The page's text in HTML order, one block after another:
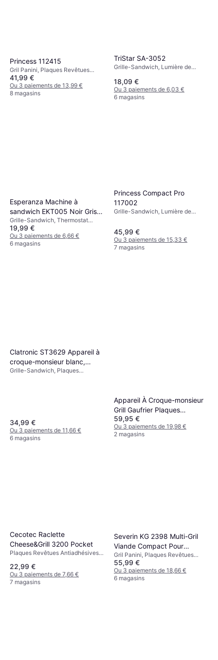
Princess 112415
Gril Panini, Plaques Revêtues
Antiadhésives, Plaque Amovible,
Lumière de Température,
Thermostat Réglable, Bac à
41,99 €
Ou 3 paiements de 13,99 €
8 magasins
TriStar SA-3052
Grille-Sandwich, Lumière de
Plaques Revêtues Antiadhésives,
750 W
18,09 €
Ou 3 paiements de 6,03 €
6 magasins
Esperanza Machine à
sandwich EKT005 Noir Gris
700 W
Grille-Sandwich, Thermostat
Réglable, Plaque Amovible,
Lumière de Température, 700 W
19,99 €
Ou 3 paiements de 6,66 €
6 magasins
Princess Compact Pro
117002
Grille-Sandwich, Lumière de
700 W Acier
45,99 €
Ou 3 paiements de 15,33 €
7 magasins
Clatronic ST3629 Appareil à
croque-monsieur blanc,
argent
Grille-Sandwich, Plaques
34,99 €
Ou 3 paiements de 11,66 €
6 magasins
Appareil À Croque-monsieur
Grill Gaufrier Plaques
Interchangeables Blanc
59,95 €
Ou 3 paiements de 19,98 €
2 magasins
Cecotec Raclette
Cheese&Grill 3200 Pocket
Plaques Revêtues Antiadhésives,
22,99 €
Ou 3 paiements de 7,66 €
7 magasins
Severin KG 2398 Multi-Gril
Viande Compact Pour
Légumes 1800 W Noir/Inox
Gril Panini, Plaques Revêtues
Antiadhésives, Plaque Amovible,
Lumière de Température,
Thermostat Réglable, Bac à
55,99 €
Ou 3 paiements de 18,66 €
6 magasins